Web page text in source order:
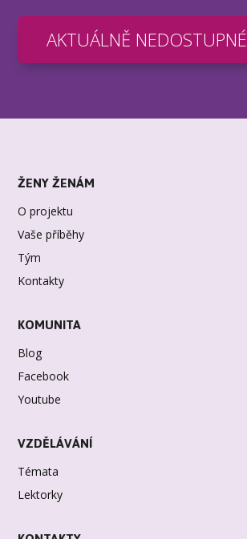
AKTUÁLNĚ NEDOSTUPNÉ
ŽENY ŽENÁM
O projektu
Vaše příběhy
Tým
Kontakty
KOMUNITA
Blog
Facebook
Youtube
VZDĚLÁVÁNÍ
Témata
Lektorky